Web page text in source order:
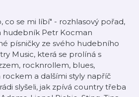
co se mi líbí" - rozhlasový pořad,
hudebník Petr Kocman
písničky ze svého hudebního
Music, která se prolíná s
rocknrollem, blues,
rockem a dalšími styly napříč
slyšeli, jak zpívá country třeba